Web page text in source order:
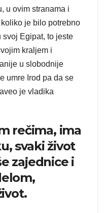
u ovim stranama i
je bilo potrebno
svoj Egipat, to jeste
kraljem i
u slobodnije
umre Irod pa da se
je vladika
rečima, ima
svaki život
zajednice i